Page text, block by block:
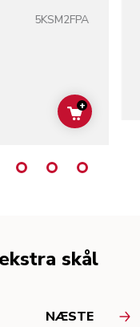
5KSM2FPA
ADD TO
+
skål
NÆSTE